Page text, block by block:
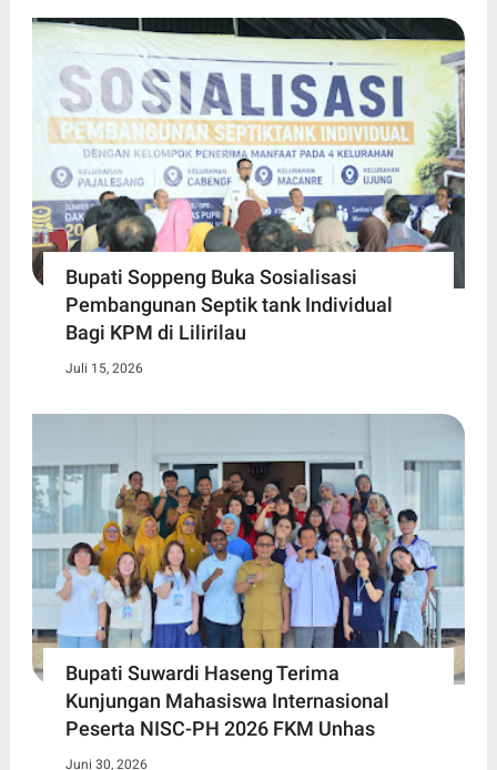
Bupati Soppeng Buka Sosialisasi
Pembangunan Septik tank Individual
Bagi KPM di Lilirilau
Juli 15, 2026
Bupati Suwardi Haseng Terima
Kunjungan Mahasiswa Internasional
Peserta NISC-PH 2026 FKM Unhas
Juni 30, 2026